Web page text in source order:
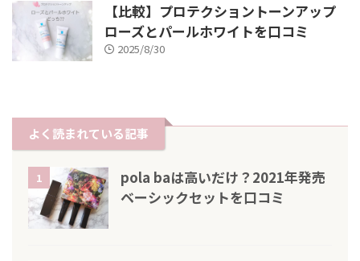
【比較】プロテクショントーンアップ
ローズとパールホワイトを口コミ
2025/8/30
よく読まれている記事
1
pola baは高いだけ？2021年発売
ベーシックセットを口コミ